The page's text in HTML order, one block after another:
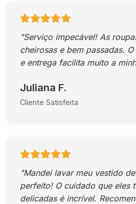
"Serviço impecável! As
cheirosas e bem passadas.
e entrega facilita muito a
Juliana F.
Cliente Satisfeita
"Mandei lavar meu vestido
perfeito! O cuidado que eles
delicadas é incrível.